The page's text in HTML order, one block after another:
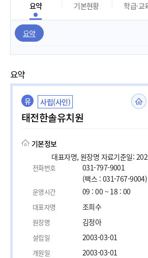
요약 기본현황 학급·교
요약
요약
유 사립(사인)
태전한솔유치원
기본정보
대표자명, 원장명 자료기준일:
전화번호
031-797-9001
(팩스 : 031-767-9004)
운영시간 09 : 00 ~ 18 : 00
대표자명 조희수
원장명 김정아
설립일 2003-03-01
개원일 2003-03-01